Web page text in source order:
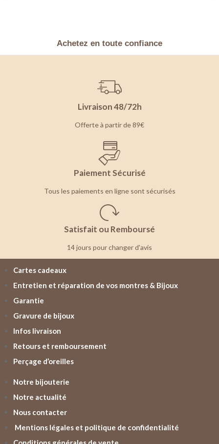
Achetez en toute confiance
Livraison 48/72h
Offerte à partir de 89€
Paiement Sécurisé
Tous les paiements en ligne sont sécurisés
Satisfait ou Remboursé
14 jours pour changer d'avis
Cartes cadeaux
Entretien et réparation de vos montres & Bijoux
Garantie
Gravure de bijoux
Infos livraison
Retours et remboursement
Perçage d’oreilles
Notre bijouterie
Notre actualité
Nous contacter
Mentions légales et politique de confidentialité